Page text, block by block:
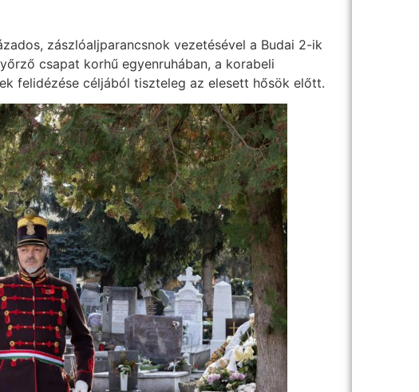
zászlóaljparancsnok vezetésével a Budai 2-ik
csapat korhű egyenruhában, a korabeli
felidézése céljából tiszteleg az elesett hősök előtt.